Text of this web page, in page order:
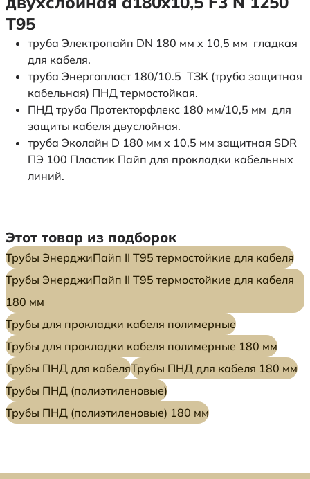
Т95
труба Электропайп DN 180 мм x 10,5 мм гладкая
для кабеля.
труба Энергопласт 180/10.5 ТЗК (труба защитная
кабельная) ПНД термостойкая.
ПНД труба Протекторфлекс 180 мм/10,5 мм для
защиты кабеля двуслойная.
труба Эколайн D 180 мм x 10,5 мм защитная SDR
ПЭ 100 Пластик Пайп для прокладки кабельных
линий.
Этот товар из подборок
Трубы ЭнерджиПайп II Т95 термостойкие для кабеля
Трубы ЭнерджиПайп II Т95 термостойкие для кабеля
180 мм
Трубы для прокладки кабеля полимерные
Трубы для прокладки кабеля полимерные 180 мм
Трубы ПНД для кабеляТрубы ПНД для кабеля 180 мм
Трубы ПНД (полиэтиленовые)
Трубы ПНД (полиэтиленовые) 180 мм